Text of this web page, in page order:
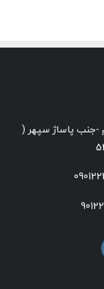
-جنب پاساژ سپهر (